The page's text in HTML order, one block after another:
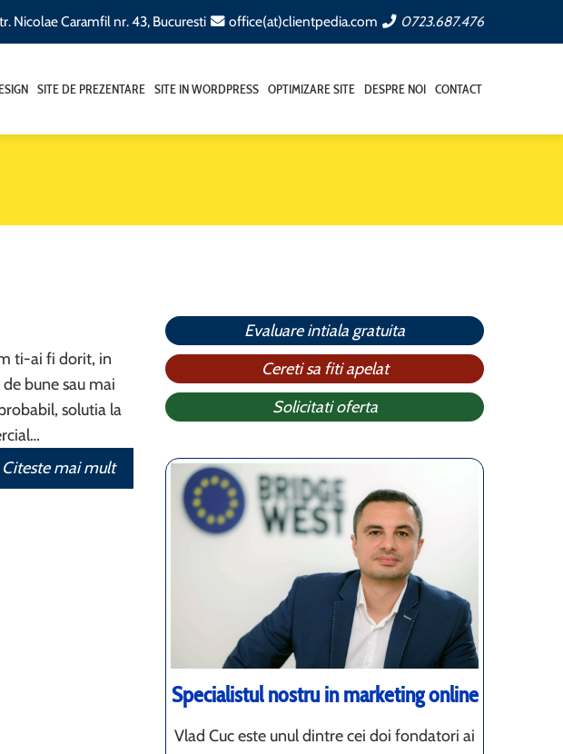
Nicolae Caramfil nr. 43, Bucuresti office(at)clientpedia.com 0723.687.476
SITE DE PREZENTARE SITE IN WORDPRESS OPTIMIZARE SITE DESPRE NOI CONTACT
ti-ai fi dorit, in
bune sau mai
solutia la
Citeste mai mult
Evaluare intiala gratuita
Cereti sa fiti apelat
Solicitati oferta
Specialistul nostru in marketing online
Vlad Cuc este unul dintre cei doi fondatori ai